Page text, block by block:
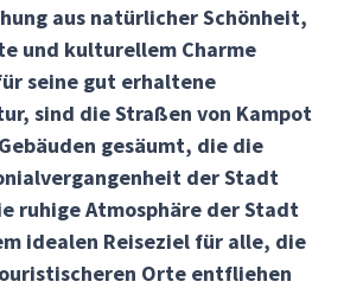
aus natürlicher Schönheit,
und kulturellem Charme
seine gut erhaltene
, sind die Straßen von Kampot
gesäumt, die die
der Stadt
ruhige Atmosphäre der Stadt
idealen Reiseziel für alle, die
Orte entfliehen